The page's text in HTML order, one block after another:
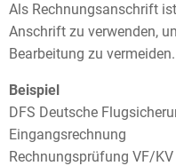
Als Rechnungsanschrift
Anschrift zu verwenden,
Bearbeitung zu vermeiden.
Beispiel
DFS Deutsche
Eingangsrechnung
Rechnungsprüfung VF/KV